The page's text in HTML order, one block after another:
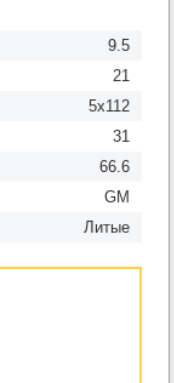
9.5
21
5x112
31
66.6
GM
Литые